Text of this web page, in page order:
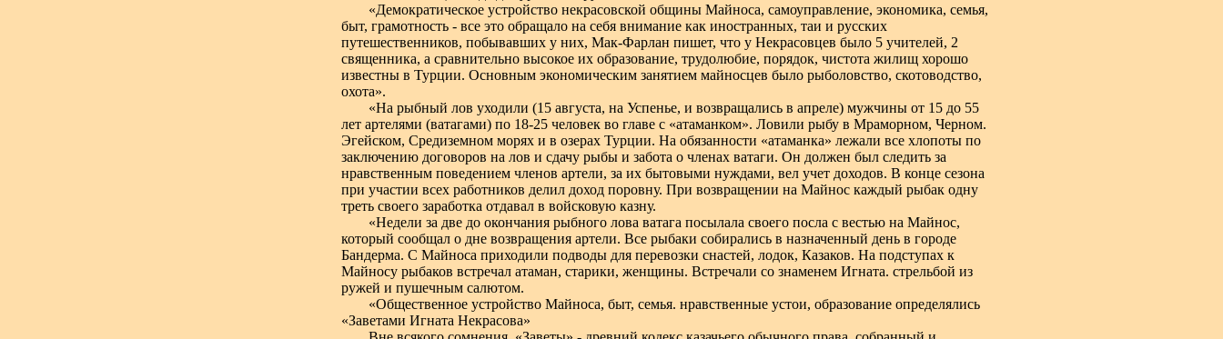
«Демократическое устройство некрасовской общины Майноса, самоуправление, экономика, семья,
быт, грамотность - все это обращало на себя внимание как иностранных, таи и русских
путешественников, побывавших у них, Мак-Фарлан пишет, что у Некрасовцев было 5 учителей, 2
священника, а сравнительно высокое их образование, трудолюбие, порядок, чистота жилищ хорошо
известны в Турции. Основным экономическим занятием майносцев было рыболовство, скотоводство,
охота».
«На рыбный лов уходили (15 августа, на Успенье, и возвращались в апреле) мужчины от 15 до 55
лет артелями (ватагами) по 18-25 человек во главе с «атаманком». Ловили рыбу в Мраморном, Черном.
Эгейском, Средиземном морях и в озерах Турции. На обязанности «атаманка» лежали все хлопоты по
заключению договоров на лов и сдачу рыбы и забота о членах ватаги. Он должен был следить за
нравственным поведением членов артели, за их бытовыми нуждами, вел учет доходов. В конце сезона
при участии всех работников делил доход поровну. При возвращении на Майнос каждый рыбак одну
треть своего заработка отдавал в войсковую казну.
«Недели за две до окончания рыбного лова ватага посылала своего посла с вестью на Майнос,
который сообщал о дне возвращения артели. Все рыбаки собирались в назначенный день в городе
Бандерма. С Майноса приходили подводы для перевозки снастей, лодок, Казаков. На подступах к
Майносу рыбаков встречал атаман, старики, женщины. Встречали со знаменем Игната. стрельбой из
ружей и пушечным салютом.
«Общественное устройство Майноса, быт, семья. нравственные устои, образование определялись
«Заветами Игната Некрасова»